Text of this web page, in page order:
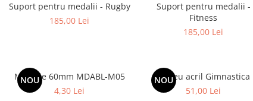
Suport pentru medalii - Rugby
185,00 Lei
Suport pentru medalii -
Fitness
185,00 Lei
NOU
Medalie 60mm MDABL-M05
4,30 Lei
NOU
Trofeu acril Gimnastica
51,00 Lei